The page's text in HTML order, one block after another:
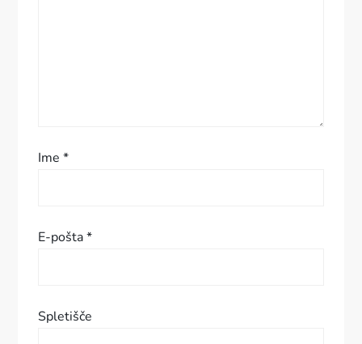
s
e
k
Ime*
E-pošta*
Spletišče